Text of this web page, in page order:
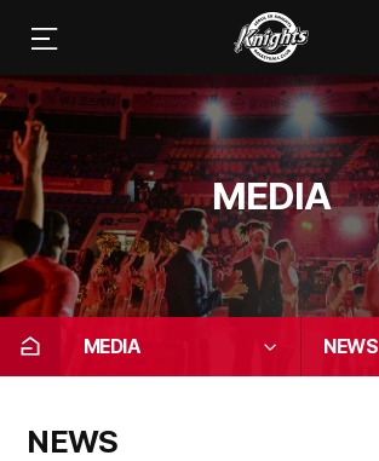
MEDIA
MEDIA NEWS
NEWS